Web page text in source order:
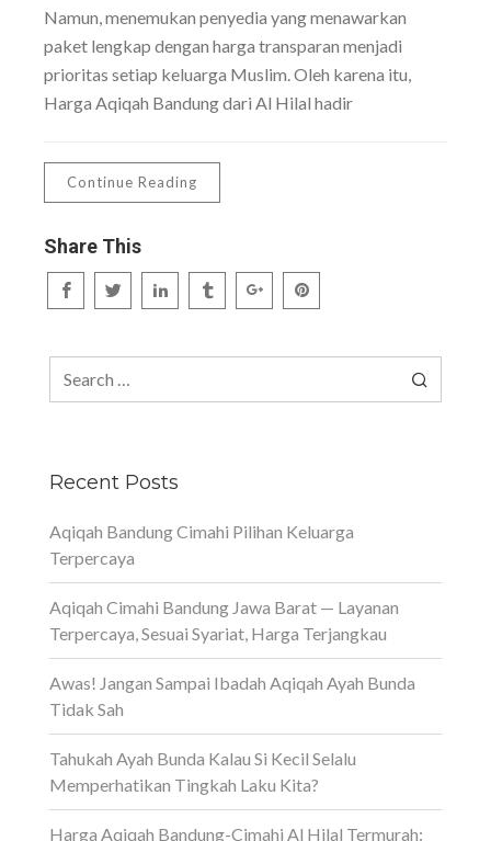
Namun, menemukan penyedia yang menawarkan
paket lengkap dengan harga transparan menjadi
prioritas setiap keluarga Muslim. Oleh karena itu,
Harga Aqiqah Bandung dari Al Hilal hadir
Continue Reading
Share This
Recent Posts
Aqiqah Bandung Cimahi Pilihan Keluarga
Terpercaya
Aqiqah Cimahi Bandung Jawa Barat — Layanan
Terpercaya, Sesuai Syariat, Harga Terjangkau
Awas! Jangan Sampai Ibadah Aqiqah Ayah Bunda
Tidak Sah
Tahukah Ayah Bunda Kalau Si Kecil Selalu
Memperhatikan Tingkah Laku Kita?
Harga Aqiqah Bandung-Cimahi Al Hilal Termurah: